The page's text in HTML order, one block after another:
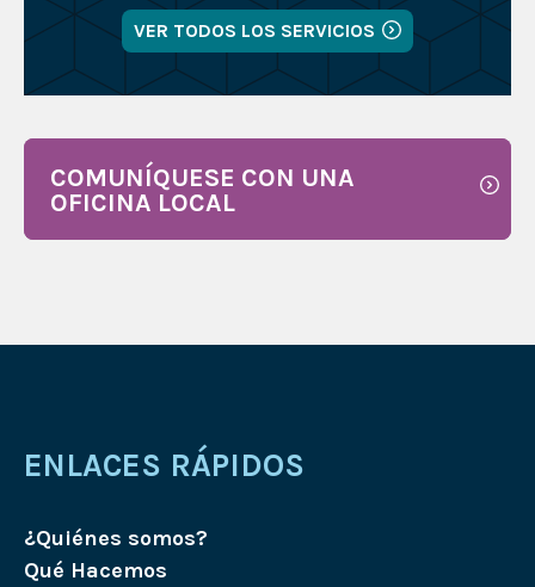
VER TODOS LOS SERVICIOS
COMUNÍQUESE CON UNA
OFICINA LOCAL
ENLACES RÁPIDOS
¿Quiénes somos?
Qué Hacemos